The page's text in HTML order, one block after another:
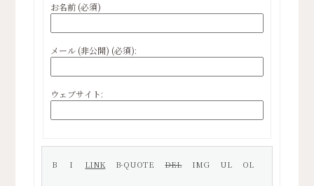
お名前 (必須)
メール (非公開) (必須):
ウェブサイト: